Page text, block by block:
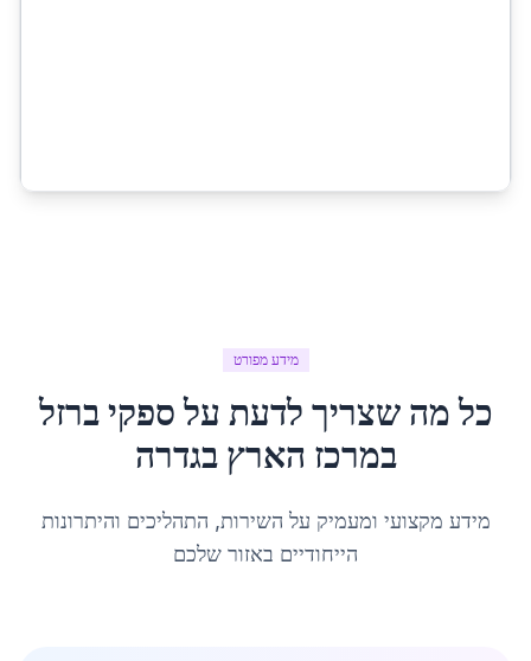
מידע מפורט
כל מה שצריך לדעת עלספקי ברזל
במרכז הארץ בגדרה
מידע מקצועי ומעמיק על השירות, התהליכים והיתרונות
הייחודיים באזור שלכם